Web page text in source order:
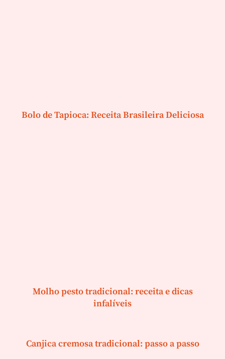
Bolo de Tapioca: Receita Brasileira Deliciosa
Molho pesto tradicional: receita e dicas
infalíveis
Canjica cremosa tradicional: passo a passo